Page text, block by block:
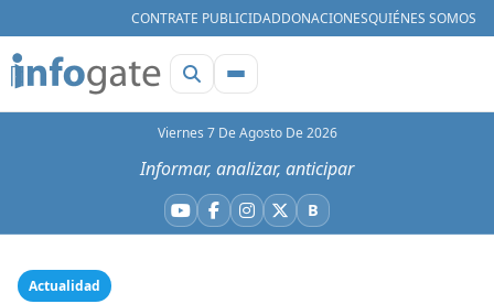
CONTRATE PUBLICIDADDONACIONESQUIÉNES SOMOS
Viernes 7 De Agosto De 2026
Informar, analizar, anticipar
YouTube
Facebook
Instagram
X BBluesky
Actualidad